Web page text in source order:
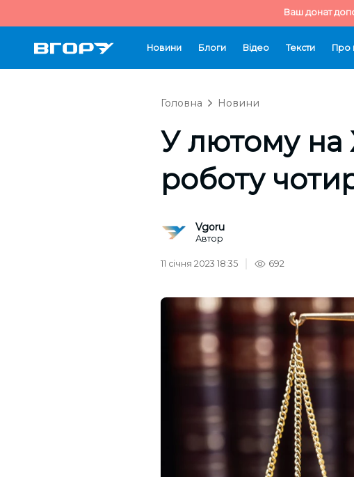
Ваш донат
Новини Блоги Відео Тексти Про
Головна Новини
У лютому на
роботу
Vgoru
Автор
11 січня 2023 18:35 692